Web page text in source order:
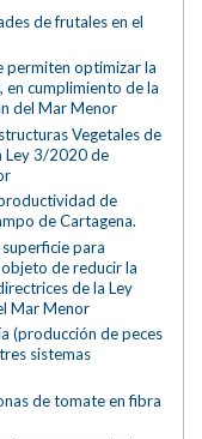
de frutales en el
permiten optimizar la
en cumplimiento de la
del Mar Menor
Vegetales de
Ley 3/2020 de
de
de Cartagena.
para
de reducir la
de la Ley
Mar Menor
(producción de peces
sistemas
de tomate en fibra